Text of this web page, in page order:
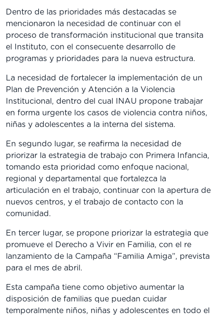
Dentro de las prioridades más destacadas se
mencionaron la necesidad de continuar con el
proceso de transformación institucional que transita
el Instituto, con el consecuente desarrollo de
programas y prioridades para la nueva estructura.
La necesidad de fortalecer la implementación de un
Plan de Prevención y Atención a la Violencia
Institucional, dentro del cual INAU propone trabajar
en forma urgente los casos de violencia contra niños,
niñas y adolescentes a la interna del sistema.
En segundo lugar, se reafirma la necesidad de
priorizar la estrategia de trabajo con Primera Infancia,
tomando esta prioridad como enfoque nacional,
regional y departamental que fortalezca la
articulación en el trabajo, continuar con la apertura de
nuevos centros, y el trabajo de contacto con la
comunidad.
En tercer lugar, se propone priorizar la estrategia que
promueve el Derecho a Vivir en Familia, con el re
lanzamiento de la Campaña “Familia Amiga”, prevista
para el mes de abril.
Esta campaña tiene como objetivo aumentar la
disposición de familias que puedan cuidar
temporalmente niños, niñas y adolescentes en todo el